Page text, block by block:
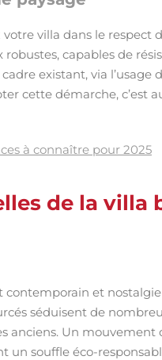
villa dans le respect
capables de
existant, via l’usage
cette démarche, c’est
à connaître pour 2025
de la villa
et
séduisent de
anciens. Un mouvement
souffle éco-